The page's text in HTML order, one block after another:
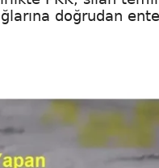
doğrudan